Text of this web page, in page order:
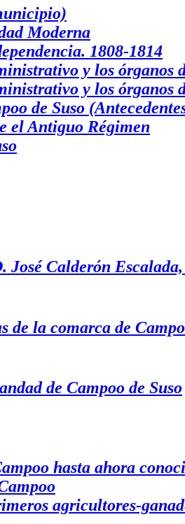
Moderna
1808-1814
y los órganos
y los órganos
de Suso
el Antiguo Régimen
Calderón
de la comarca de
de Campoo de Suso
hasta ahora
agricultores-